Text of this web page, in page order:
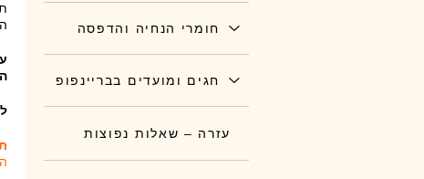
חומרי הנחיה והדפסה
חגים ומועדים בבריינפופ
עזרה – שאלות נפוצות